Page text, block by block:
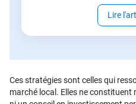
Lire
Ces stratégies sont celles qui
marché local. Elles ne